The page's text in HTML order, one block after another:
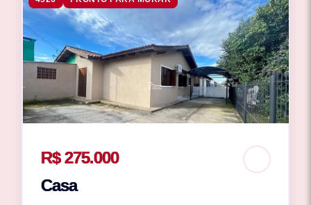
R$ 275.000
Casa